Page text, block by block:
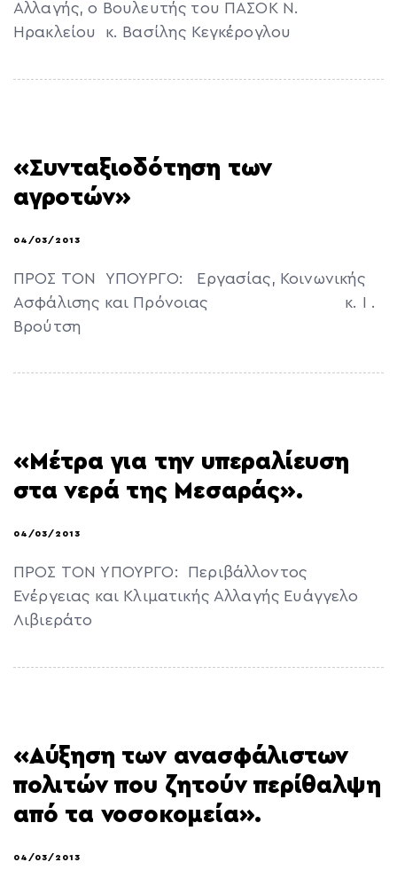
Αλλαγής, ο Βουλευτής του ΠΑΣΟΚ Ν.
Ηρακλείου κ. Βασίλης Κεγκέρογλου
«Συνταξιοδότηση των
αγροτών»
04/03/2013
ΠΡΟΣ ΤΟΝ ΥΠΟΥΡΓΟ: Εργασίας, Κοινωνικής
Ασφάλισης και Πρόνοιας κ. Ι .
Βρούτση
«Μέτρα για την υπεραλίευση
στα νερά της Μεσαράς».
04/03/2013
ΠΡΟΣ ΤΟΝ ΥΠΟΥΡΓΟ: Περιβάλλοντος
Ενέργειας και Κλιματικής Αλλαγής Ευάγγελο
Λιβιεράτο
«Αύξηση των ανασφάλιστων
πολιτών που ζητούν περίθαλψη
από τα νοσοκομεία».
04/03/2013